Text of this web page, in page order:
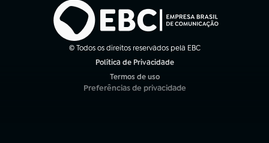
© Todos os direitos reservados pela EBC
Política de Privacidade
Termos de uso
(abre em nova aba)
Preferências de privacidade